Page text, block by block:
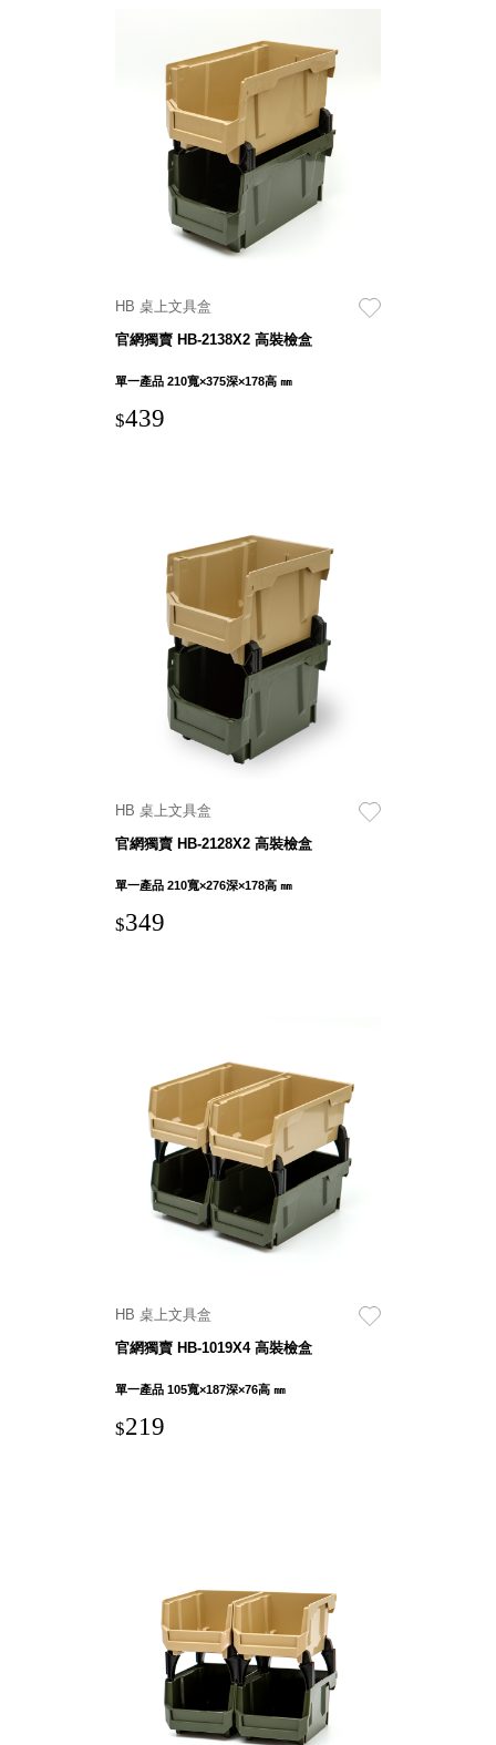
台灣 立物創意
台灣 Aholic
台灣 洛陽紙櫃
SOTHING 向
物
台灣 ZENLET
台灣 LIGHT
WAY
台灣 Moosy
台灣 LuvHome
德國 TROIKA
HB 桌上文具盒
官網獨賣 HB-2138X2 高裝檢盒
單一產品 210寬×375深×178高 ㎜
$439
HB 桌上文具盒
官網獨賣 HB-2128X2 高裝檢盒
單一產品 210寬×276深×178高 ㎜
$349
HB 桌上文具盒
官網獨賣 HB-1019X4 高裝檢盒
單一產品 105寬×187深×76高 ㎜
$219